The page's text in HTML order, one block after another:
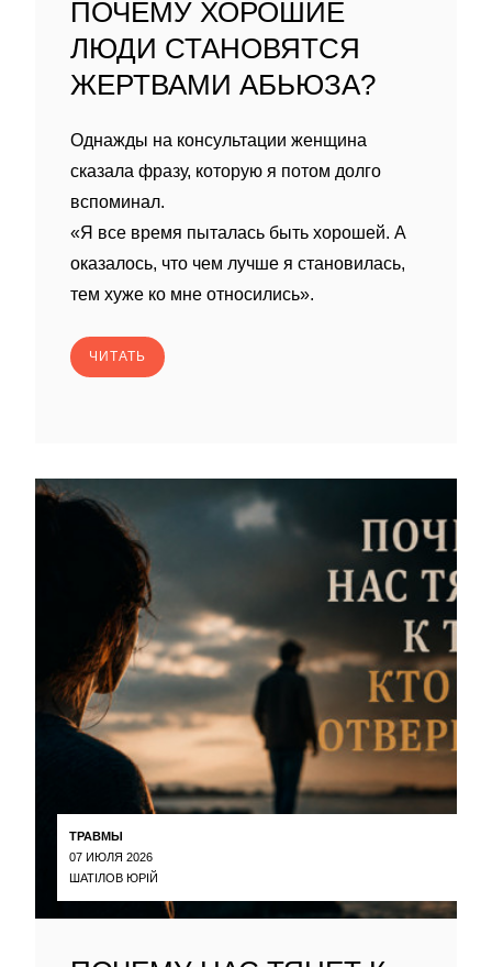
ПОЧЕМУ ХОРОШИЕ
ЛЮДИ СТАНОВЯТСЯ
ЖЕРТВАМИ АБЬЮЗА?
Однажды на консультации женщина
сказала фразу, которую я потом долго
вспоминал.
«Я все время пыталась быть хорошей. А
оказалось, что чем лучше я становилась,
тем хуже ко мне относились».
ЧИТАТЬ
ТРАВМЫ
07 ИЮЛЯ 2026
ШАТІЛОВ ЮРІЙ